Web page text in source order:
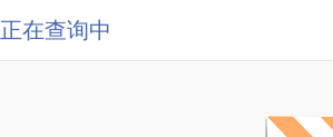
正在查询中